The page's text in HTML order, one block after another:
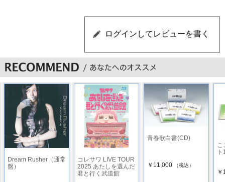
Dream Rusher（通常
盤）
コレサワ LIVE TOUR
2025 あたしを選んだ
君と行く武道館
青春歌白書(CD)
￥11,000 （税込）
こ